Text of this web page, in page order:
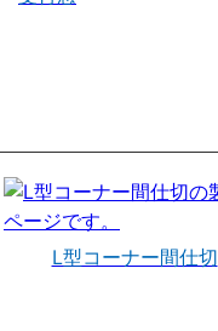
L型コーナー間仕切